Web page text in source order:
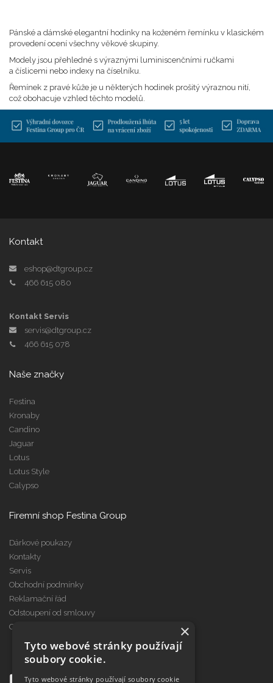
Pánské a dámské elegantní hodinky na koženém řemínku v klasickém
provedení ocení všechny věkové skupiny.
Modely jsou přehledné s výraznými luminiscenčními ručkami
a číslicemi nebo indexy na číselníku.
Řemínek z pravé kůže je u některých hodinek prošitý výraznou nití,
což obohacuje vzhled těchto modelů.
Kontakt
eshop@dtgroup.cz
466 615 080
Kontakt Servis
servis@dtgroup.cz
466 615 078
Naše značky
Festina
Kronaby
Candino
Jaguar
Lotus
Lotus Style
Calypso
Firemní shop Festina Group
Dárkové poukazy
Kontakty
Servis
Obchodní podmínky
Reklamační řád
Odstoupení od smlouvy
Cookies
×
Tyto webové stránky používají
soubory cookie.
Tyto webové stránky používají soubory cookie